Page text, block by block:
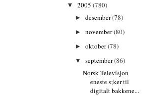
▼ 2005 (780)
► desember(78)
► november(80)
► oktober(78)
▼ september(86)
Norsk Televisjon
eneste s;ker til
digitalt bakkene...